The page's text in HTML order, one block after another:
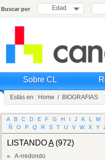
Buscar por Edad
Sobre CL
Estás en : Home / BIOGRAFIAS
A B C D E F G H I J K L M
Ñ
O P Q R S T U V W X Y
LISTANDOA(972)
A-rredondo